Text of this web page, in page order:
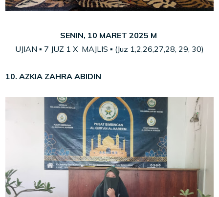
SENIN, 10 MARET 2025 M
UJIAN ▪ 7 JUZ 1 X MAJLIS ▪ (Juz 1,2,26,27,28, 29, 30)
10. AZKIA ZAHRA ABIDIN